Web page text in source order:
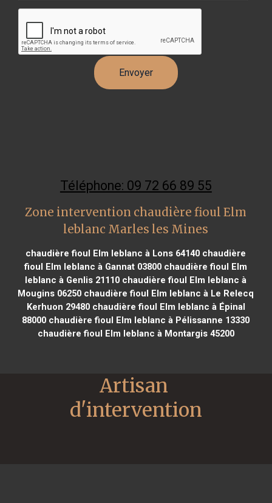
Téléphone: 09 72 66 89 55
Zone intervention chaudière fioul Elm
leblanc Marles les Mines
chaudière fioul Elm leblanc à Lons 64140 chaudière
fioul Elm leblanc à Gannat 03800 chaudière fioul Elm
leblanc à Genlis 21110 chaudière fioul Elm leblanc à
Mougins 06250 chaudière fioul Elm leblanc à Le Relecq
Kerhuon 29480chaudière fioul Elm leblanc à Épinal
88000 chaudière fioul Elm leblanc à Pélissanne 13330
chaudière fioul Elm leblanc à Montargis 45200
Artisan
d'intervention